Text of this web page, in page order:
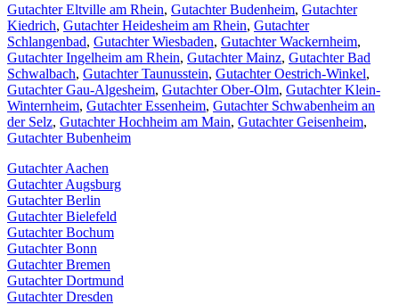
Gutachter Eltville am Rhein, Gutachter Budenheim, Gutachter
Kiedrich, Gutachter Heidesheim am Rhein, Gutachter
Schlangenbad, Gutachter Wiesbaden, Gutachter Wackernheim,
Gutachter Ingelheim am Rhein, Gutachter Mainz, Gutachter Bad
Schwalbach, Gutachter Taunusstein, Gutachter Oestrich-Winkel,
Gutachter Gau-Algesheim, Gutachter Ober-Olm, Gutachter Klein-
Winternheim, Gutachter Essenheim, Gutachter Schwabenheim an
der Selz, Gutachter Hochheim am Main, Gutachter Geisenheim,
Gutachter Bubenheim
Gutachter Aachen
Gutachter Augsburg
Gutachter Berlin
Gutachter Bielefeld
Gutachter Bochum
Gutachter Bonn
Gutachter Bremen
Gutachter Dortmund
Gutachter Dresden